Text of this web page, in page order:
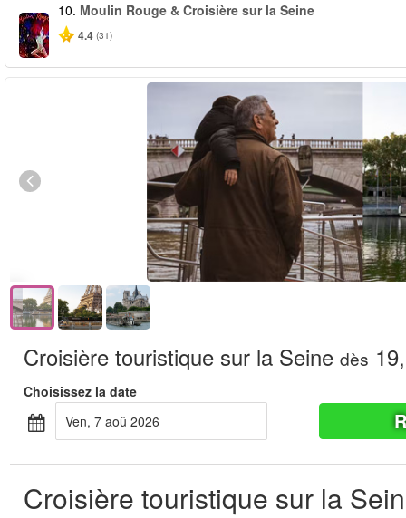
10. Moulin Rouge & Croisière sur la Seine
4.4 (31)
Croisière touristique sur la Seine dès
Choisissez la date
ven, 7 aoû 2026
Croisière touristique sur la